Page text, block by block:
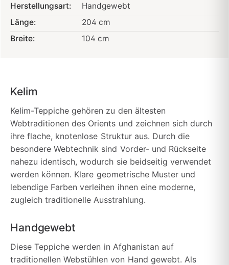
Herstellungsart:
Handgewebt
Länge:
204 cm
Breite:
104 cm
Kelim
Kelim-Teppiche gehören zu den ältesten
Webtraditionen des Orients und zeichnen sich durch
ihre flache, knotenlose Struktur aus. Durch die
besondere Webtechnik sind Vorder- und Rückseite
nahezu identisch, wodurch sie beidseitig verwendet
werden können. Klare geometrische Muster und
lebendige Farben verleihen ihnen eine moderne,
zugleich traditionelle Ausstrahlung.
Handgewebt
Diese Teppiche werden in Afghanistan auf
traditionellen Webstühlen von Hand gewebt. Als